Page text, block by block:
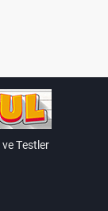
ve Testler